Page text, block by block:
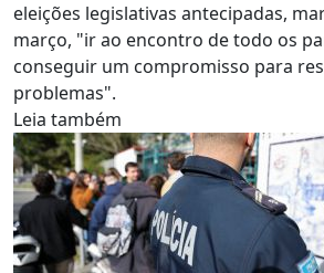
eleições legislativas antecipadas,
março, "ir ao encontro de todo os
conseguir um compromisso para
problemas".
Leia também